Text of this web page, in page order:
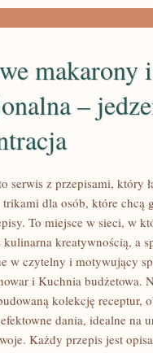
makarony
–
serwis z przepisami, który
dla osób, które chcą
To miejsce w sieci, w
kulinarna kreatywnością, a
w czytelny i motywujący
i Kuchnia budżetowa.
kolekcję receptur,
dania, idealne na
Każdy przepis jest